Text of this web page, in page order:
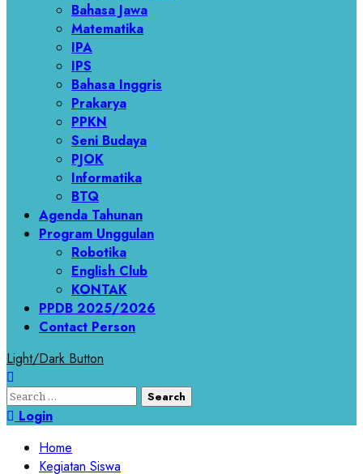
Bahasa Jawa
Matematika
IPA
IPS
Bahasa Inggris
Prakarya
PPKN
Seni Budaya
PJOK
Informatika
BTQ
Agenda Tahunan
Program Unggulan
Robotika
English Club
KONTAK
PPDB 2025/2026
Contact Person
Light/Dark Button
Search
for:Login
Home
Kegiatan Siswa